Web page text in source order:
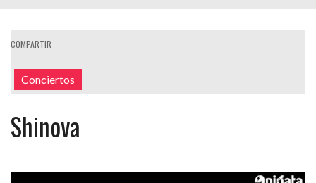
COMPARTIR
Conciertos
Shinova